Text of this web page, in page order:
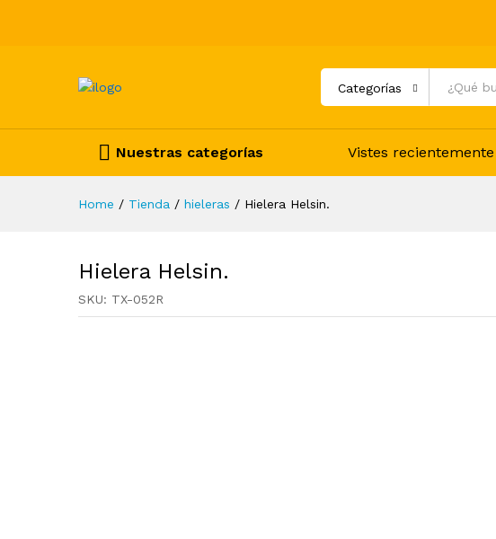
Categorías
Nuestras categorías Vistes recientemente
Home / Tienda / hieleras / Hielera Helsin.
Hielera Helsin.
SKU: TX-052R